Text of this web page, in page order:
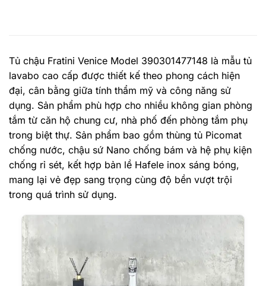
Tủ chậu Fratini Venice Model 390301477148 là mẫu tủ
lavabo cao cấp được thiết kế theo phong cách hiện
đại, cân bằng giữa tính thẩm mỹ và công năng sử
dụng. Sản phẩm phù hợp cho nhiều không gian phòng
tắm từ căn hộ chung cư, nhà phố đến phòng tắm phụ
trong biệt thự. Sản phẩm bao gồm thùng tủ Picomat
chống nước, chậu sứ Nano chống bám và hệ phụ kiện
chống rỉ sét, kết hợp bản lề Hafele inox sáng bóng,
mang lại vẻ đẹp sang trọng cùng độ bền vượt trội
trong quá trình sử dụng.